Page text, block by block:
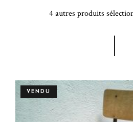
4 autres produits
VENDU